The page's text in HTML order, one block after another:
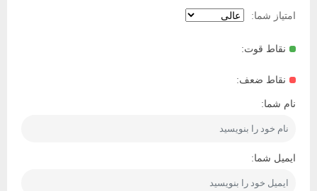
امتیاز شما:
نقاط قوت:
نقاط ضعف:
نام شما:
ایمیل شما: